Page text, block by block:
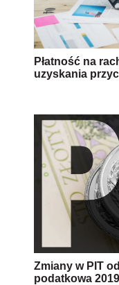
Płatność na
uzyskania
Zmiany w PIT
podatkowa